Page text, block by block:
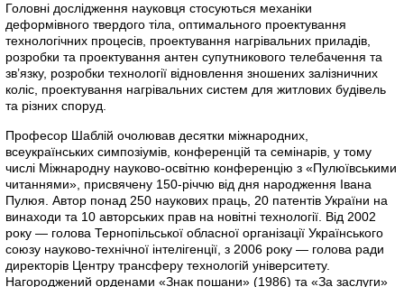
Головні дослідження науковця стосуються механіки
деформівного твердого тіла, оптимального проектування
технологічних процесів, проектування нагрівальних приладів,
розробки та проектування антен супутникового телебачення та
зв’язку, розробки технології відновлення зношених залізничних
коліс, проектування нагрівальних систем для житлових будівель
та різних споруд.
Професор Шаблій очолював десятки міжнародних,
всеукраїнських симпозіумів, конференцій та семінарів, у тому
числі Міжнародну науково-освітню конференцію з «Пулюївськими
читаннями», присвячену 150-річчю від дня народження Івана
Пулюя. Автор понад 250 наукових праць, 20 патентів України на
винаходи та 10 авторських прав на новітні технології. Від 2002
року — голова Тернопільської обласної організації Українського
союзу науково-технічної інтелігенції, з 2006 року — голова ради
директорів Центру трансферу технологій університету.
Нагороджений орденами «Знак пошани» (1986) та «За заслуги»